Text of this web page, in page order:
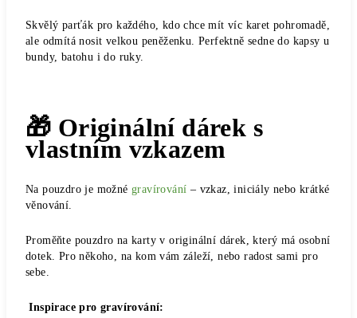
Skvělý parťák pro každého, kdo chce mít víc karet pohromadě,
ale odmítá nosit velkou peněženku. Perfektně sedne do kapsy u
bundy, batohu i do ruky.
🎁 Originální dárek s
vlastním vzkazem
Na pouzdro je možnégravírování – vzkaz, iniciály nebo krátké
věnování.
Proměňte pouzdro na karty v originální dárek, který má osobní
dotek. Pro někoho, na kom vám záleží, nebo radost sami pro
sebe.
Inspirace pro gravírování: